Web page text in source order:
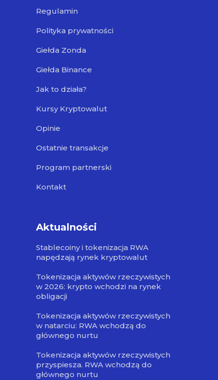
Regulamin
Polityka prywatności
Giełda Zonda
Giełda Binance
Jak to działa?
Kursy Kryptowalut
Opinie
Ostatnie transakcje
Program partnerski
Kontakt
Aktualności
Stablecoiny i tokenizacja RWA
napędzają rynek kryptowalut
Tokenizacja aktywów rzeczywistych
w 2026: krypto wchodzi na rynek
obligacji
Tokenizacja aktywów rzeczywistych
w natarciu: RWA wchodzą do
głównego nurtu
Tokenizacja aktywów rzeczywistych
przyspiesza. RWA wchodzą do
głównego nurtu